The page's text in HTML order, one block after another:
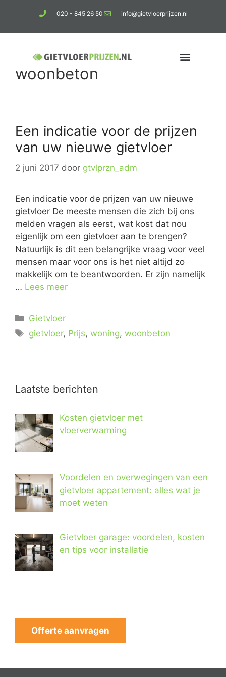
020 - 845 26 50 info@gietvloerprijzen.nl
woonbeton
Een indicatie voor de prijzen
van uw nieuwe gietvloer
2 juni 2017 door gtvlprzn_adm
Een indicatie voor de prijzen van uw nieuwe
gietvloer De meeste mensen die zich bij ons
melden vragen als eerst, wat kost dat nou
eigenlijk om een gietvloer aan te brengen?
Natuurlijk is dit een belangrijke vraag voor veel
mensen maar voor ons is het niet altijd zo
makkelijk om te beantwoorden. Er zijn namelijk
… Lees meer
Gietvloer
gietvloer, Prijs,woning,woonbeton
Laatste berichten
Kosten gietvloer met
vloerverwarming
Voordelen en overwegingen van een
gietvloer appartement: alles wat je
moet weten
Gietvloer garage: voordelen, kosten
en tips voor installatie
Offerte aanvragen